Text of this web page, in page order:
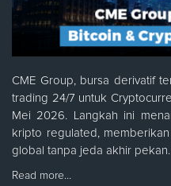
CME Group, bursa derivatif
trading 24/7 untuk
Mei 2026. Langkah ini
kripto regulated,
global tanpa jeda akhir pekan.
Read more…